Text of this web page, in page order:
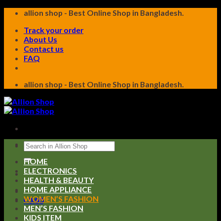
Skip
content
allion shop - Best Online Shop in Bangladesh.
Track your order
About Us
Contact us
FAQ
allion shop - Best Online Shop in Bangladesh.
Search
for:
৳0.00
HOME
ELECTRONICS
HEALTH & BEAUTY
HOME APPLIANCE
WOMEN’S FASHION
MEN’S FASHION
KIDS ITEM